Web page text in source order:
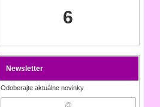
6
Newsletter
Odoberajte aktuálne novinky